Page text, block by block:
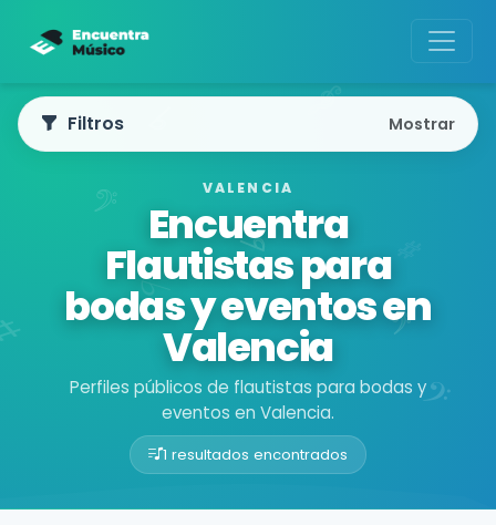
VALENCIA
Encuentra
Flautistas para
bodas y eventos en
Valencia
Perfiles públicos de flautistas para bodas y
eventos en Valencia.
1 resultados encontrados
Buscador de músicos
Filtros Mostrar